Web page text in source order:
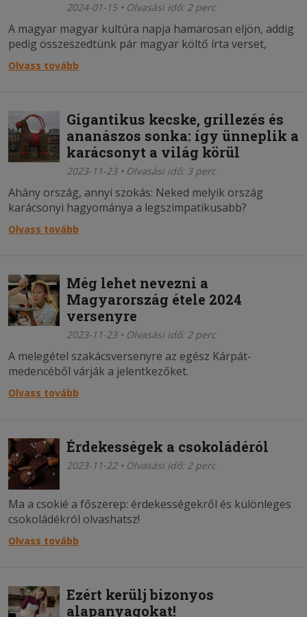
2024-01-15 • Olvasási idő: 2 perc
A magyar magyar kultúra napja hamarosan eljön, addig
pedig összeszedtünk pár magyar költő írta verset,
amelyben ételekről írnak!
Olvass tovább
Gigantikus kecske, grillezés és
ananászos sonka: így ünneplik a
karácsonyt a világ körül
2023-11-23 • Olvasási idő: 3 perc
Ahány ország, annyi szokás: Neked melyik ország
karácsonyi hagyománya a legszimpatikusabb?
Olvass tovább
Még lehet nevezni a
Magyarország étele 2024
versenyre
2023-11-23 • Olvasási idő: 2 perc
A melegétel szakácsversenyre az egész Kárpát-
medencéből várják a jelentkezőket.
Olvass tovább
Érdekességek a csokoládéról
2023-11-22 • Olvasási idő: 2 perc
Ma a csokié a főszerep: érdekességekről és különleges
csokoládékról olvashatsz!
Olvass tovább
Ezért kerülj bizonyos
alapanyagokat!